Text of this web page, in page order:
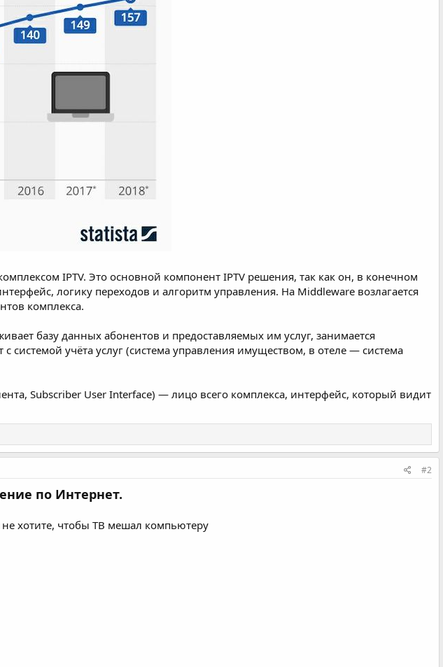
IPTV. Это основной компонент IPTV решения, так как он, в конечном
логику переходов и алгоритм управления. На Middleware возлагается
комплекса.
базу данных абонентов и предоставляемых им услуг, занимается
системой учёта услуг (система управления имуществом, в отеле — система
Subscriber User Interface) — лицо всего комплекса, интерфейс, который видит
#2
по Интернет.
хотите, чтобы ТВ мешал компьютеру